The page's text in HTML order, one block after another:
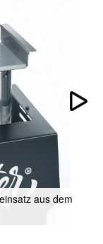
aus dem